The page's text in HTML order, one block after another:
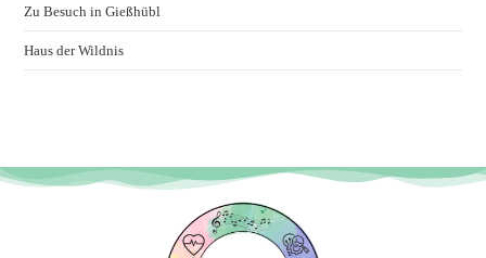
Zu Besuch in Gießhübl
Haus der Wildnis